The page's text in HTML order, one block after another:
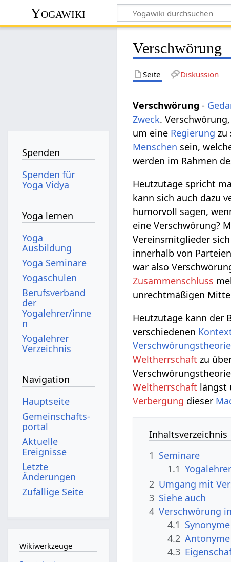
Yogawiki
Verschwörung
Seite Diskussion
Verschwörung-
Zweck.
um eine Regierung zu
Menschen sein,
werden im Rahmen
Heutzutage spricht
kann sich auch dazu
humorvoll sagen,
eine Verschwörung?
Vereinsmitglieder
innerhalb von
war also
Zusammenschluss
unrechtmäßigen
Heutzutage kann der
verschiedenen
Weltherrschaft zu
Weltherrschaft längst
Verbergung dieser
Inhaltsverzeichnis
1 Seminare
1.1
2 Umgang mit
3 Siehe auch
4 Verschwörung
4.1
4.2
4.3
Spenden
Spenden für
Yoga Vidya
Yoga lernen
Yoga
Ausbildung
Yoga Seminare
Yogaschulen
Berufsverband
der
Yogalehrer/inne
n
Yogalehrer
Verzeichnis
Navigation
Hauptseite
Gemeinschafts­
portal
Aktuelle
Ereignisse
Letzte
Änderungen
Zufällige Seite
Wikiwerkzeuge